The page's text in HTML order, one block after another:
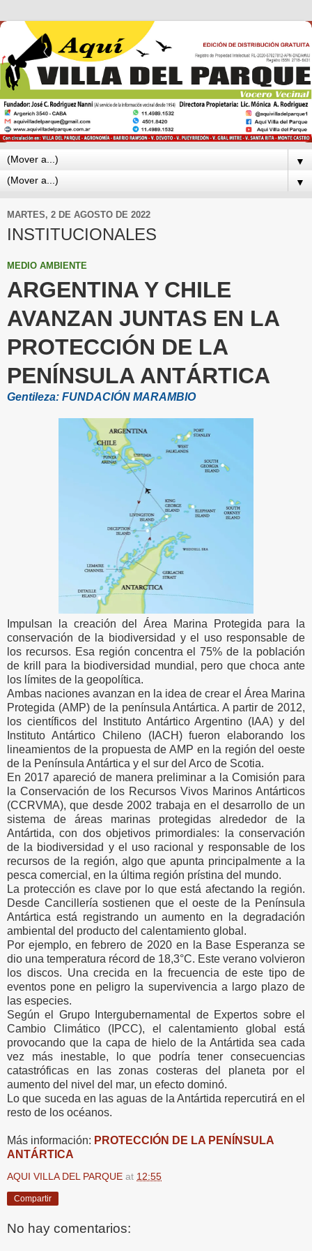
▼
▼
MARTES, 2 DE AGOSTO DE 2022
INSTITUCIONALES
MEDIO AMBIENTE
ARGENTINA Y CHILE
AVANZAN JUNTAS EN LA
PROTECCIÓN DE LA
PENÍNSULA ANTÁRTICA
Gentileza: FUNDACIÓN MARAMBIO
Impulsan la creación del Área Marina Protegida para la
conservación de la biodiversidad y el uso responsable de
los recursos. Esa región concentra el 75% de la población
de krill para la biodiversidad mundial, pero que choca ante
los límites de la geopolítica.
Ambas naciones avanzan en la idea de crear el Área Marina
Protegida (AMP) de la península Antártica.A partir de 2012,
los científicos del Instituto Antártico Argentino (IAA) y del
Instituto Antártico Chileno (IACH) fueron elaborando los
lineamientos de la propuesta de AMP en la región del oeste
de la Península Antártica y el sur del Arco de Scotia.
En 2017 apareció de manera preliminar a la Comisión para
la Conservación de los Recursos Vivos Marinos Antárticos
(CCRVMA), que desde 2002 trabaja en el desarrollo de un
sistema de áreas marinas protegidas alrededor de la
Antártida, con dos objetivos primordiales: la conservación
de la biodiversidad y el uso racional y responsable de los
recursos de la región, algo que apunta principalmente a la
pesca comercial, en la última región prístina del mundo.
La protección es clave por lo que está afectando la región.
Desde Cancillería sostienen que el oeste de la Península
Antártica está registrando un aumento en la degradación
ambiental del producto del calentamiento global.
Por ejemplo, en febrero de 2020 en la Base Esperanza se
dio una temperatura récord de 18,3°C. Este verano volvieron
los discos. Una crecida en la frecuencia de este tipo de
eventos pone en peligro la supervivencia a largo plazo de
las especies.
Según el Grupo Intergubernamental de Expertos sobre el
Cambio Climático (IPCC), el calentamiento global está
provocando que la capa de hielo de la Antártida sea cada
vez más inestable, lo que podría tener consecuencias
catastróficas en las zonas costeras del planeta por el
aumento del nivel del mar, un efecto dominó.
Lo que suceda en las aguas de la Antártida repercutirá en el
resto de los océanos.
Más información: PROTECCIÓN DE LA PENÍNSULA
ANTÁRTICA
AQUI VILLA DEL PARQUE at 12:55
Compartir
No hay comentarios: